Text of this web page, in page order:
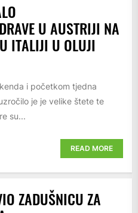
U AUSTRIJI NA
ITALIJI U OLUJI
i početkom tjedna
je je velike štete te
su...
READ MORE
ZADUŠNICU ZA